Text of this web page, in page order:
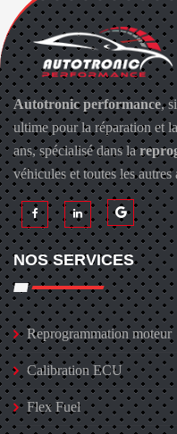
Autotronic performance,
ultime pour la réparation et
ans, spécialisé dans la
véhicules et toutes les
NOS SERVICES
Reprogrammation moteur
Calibration ECU
Flex Fuel